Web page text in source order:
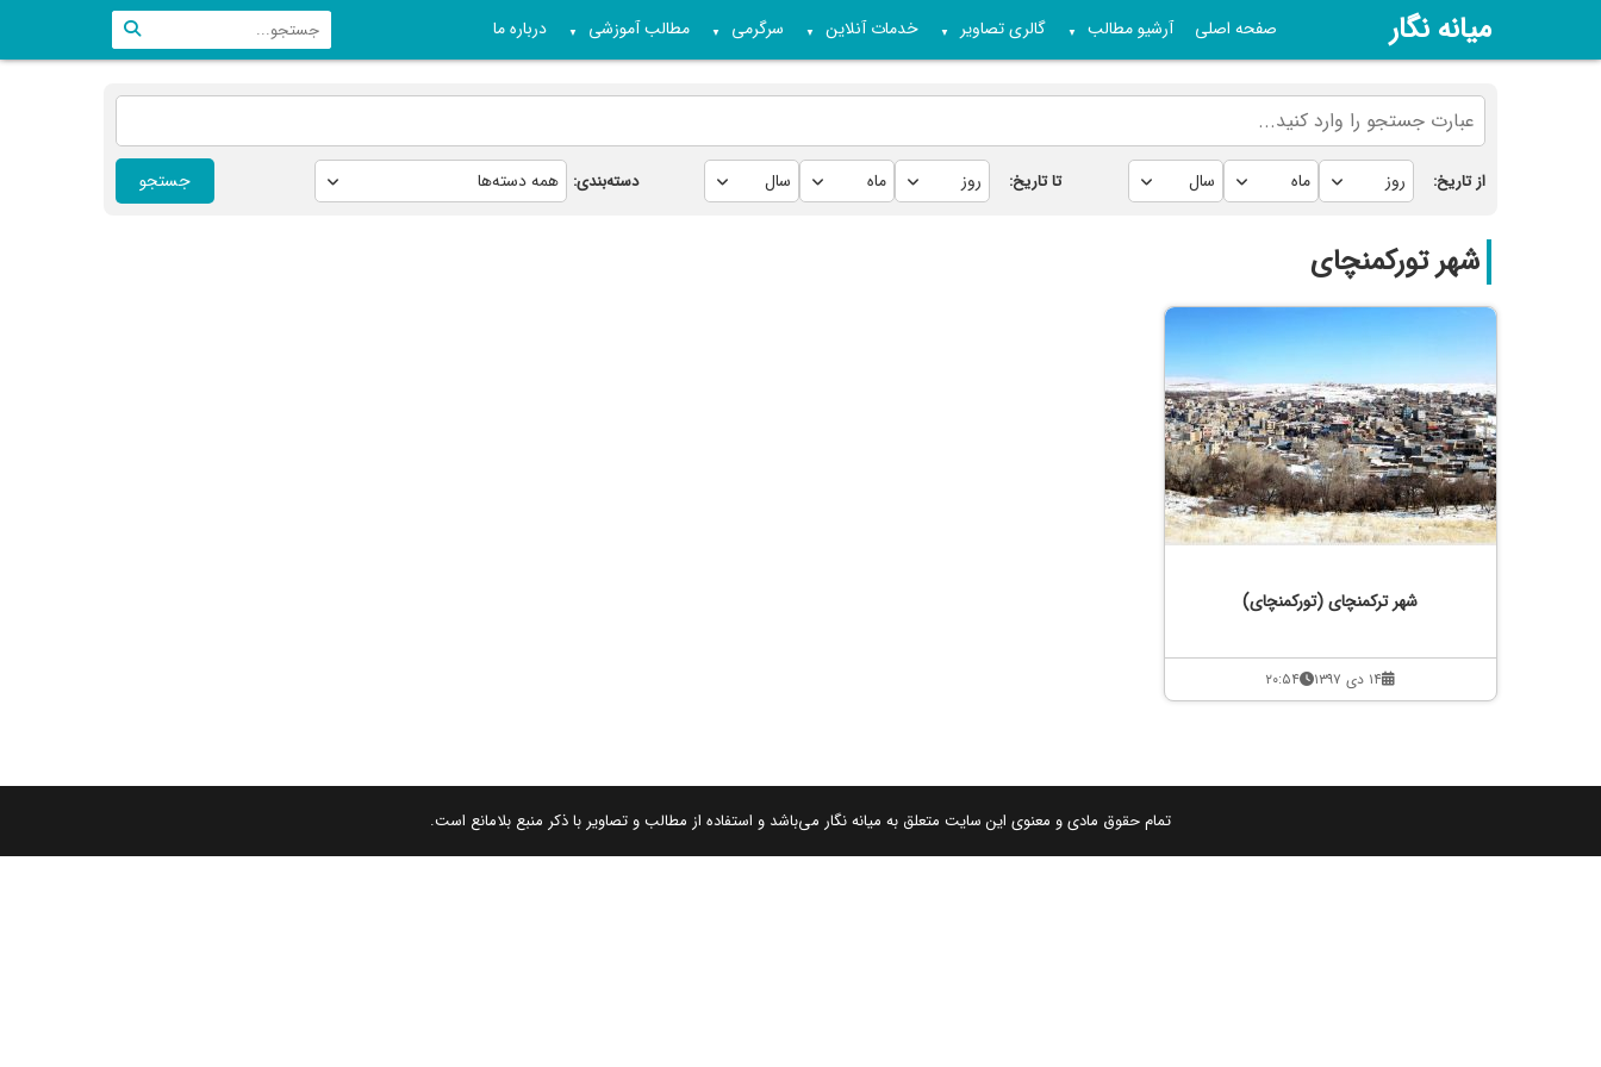
میانه نگار صفحه اصلی آرشیو مطالب ▼ گالری تصاویر ▼ خدمات آنلاین ▼ سرگرمی ▼ مطالب آموزشی ▼ درباره ما
از تاریخ: تا تاریخ: دسته‌بندی: جستجو
شهر تورکمنچای
شهر ترکمنچای (تورکمنچای)
۱۴ دی ۱۳۹۷ ۲۰:۵۴
تمام حقوق مادی و معنوی این سایت متعلق به میانه نگار می‌باشد و استفاده از مطالب و تصاویر با ذکر منبع بلامانع است.